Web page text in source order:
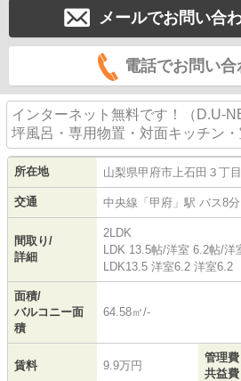
メールでお問い合
電話でお問い合
インターネット無料です！（D.U-
坪風呂・専用物置・対面キッチン・
所在地 山梨県甲府市上石田 ３丁
交通 中央線 「 甲府 」駅 バス8
間取り/
詳細
2LDK
LDK 13.5帖/洋室 6.2帖/洋
LDK13.5 洋室6.2 洋室6.2
面積/
バルコニー面
積
64.58㎡/-
賃料 9.9万円
管理費
共益費